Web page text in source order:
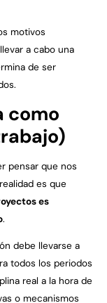
motivos
a cabo una
de ser
como
pensar que nos
es que
es
.
debe llevarse a
todos los periodos
real a la hora de
o mecanismos